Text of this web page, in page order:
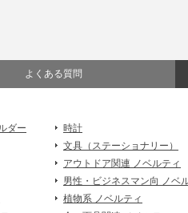
よくある質問
ダー
時計
文具（ステーショナリー）
アウトドア関連 ノベルティ
男性・ビジネスマン向 ノベ
植物系 ノベルティ